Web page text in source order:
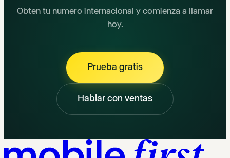
Obten tu numero internacional y comienza a llamar
hoy.
Prueba gratis
Hablar con ventas